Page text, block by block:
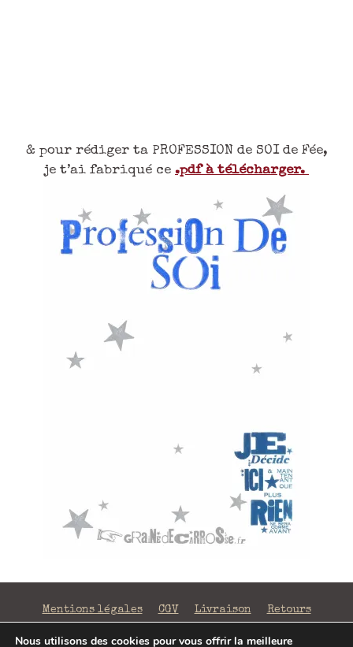
& pour rédiger ta PROFESSION de SOI de Fée,
je t’ai fabriqué ce .pdf à télécharger.
Mentions légales CGV Livraison Retours
Confidentialité
Nous utilisons des cookies pour vous offrir la meilleure